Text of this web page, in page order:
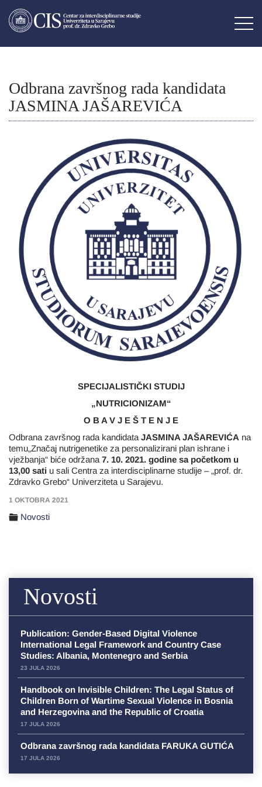
Odbrana završnog rada kandidata
JASMINA JAŠAREVIĆA
SPECIJALISTIČKI STUDIJ
„NUTRICIONIZAM“
O B A V J E Š T E N J E
Odbrana završnog rada kandidata JASMINA JAŠAREVIĆA na
temu„Značaj nutrigenetike za personalizirani plan ishrane i
vježbanja“ biće održana 7. 10. 2021. godine sa početkom u
13,00 sati u sali Centra za interdisciplinarne studije – „prof. dr.
Zdravko Grebo“ Univerziteta u Sarajevu.
1 OKTOBRA 2021
Novosti
Novosti
Publication: Gender-Based Digital Violence
International Legal Framework and Country Case
Studies: Albania, Montenegro and Serbia
23 JULA 2026
Handbook on Invisible Children: The Legal Status of
Children Born of Wartime Sexual Violence in Bosnia
and Herzegovina and the Republic of Croatia
17 JULA 2026
Odbrana završnog rada kandidata FARUKA GUTIĆA
17 JULA 2026